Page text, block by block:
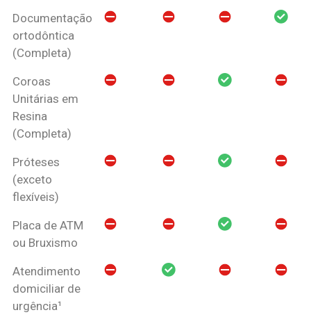
Documentação
ortodôntica
(Completa)
Coroas
Unitárias em
Resina
(Completa)
Próteses
(exceto
flexíveis)
Placa de ATM
ou Bruxismo
Atendimento
domiciliar de
urgência¹